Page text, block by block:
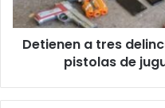
pistolas
de
juguete
Detienen a tres
pistolas de